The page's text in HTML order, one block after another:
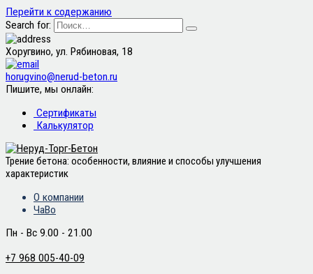
Перейти к содержанию
Search for:
Хоругвино, ул. Рябиновая, 18
horugvino@nerud-beton.ru
Пишите, мы онлайн:
Сертификаты
Калькулятор
Трение бетона: особенности, влияние и способы улучшения
характеристик
О компании
ЧаВо
Пн - Вс 9.00 - 21.00
+7 968 005-40-09